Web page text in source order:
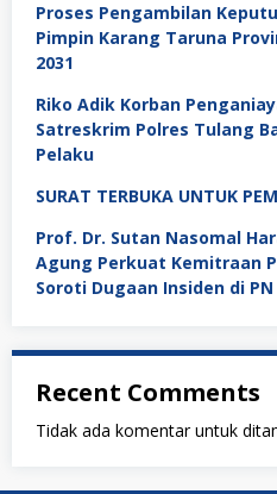
Proses Pengambilan
Pimpin Karang Taruna
2031
Riko Adik Korban
Satreskrim Polres Tulang
Pelaku
SURAT TERBUKA UNTUK
Prof. Dr. Sutan Nasomal
Agung Perkuat Kemitraan
Soroti Dugaan Insiden di
Recent Comments
Tidak ada komentar untuk